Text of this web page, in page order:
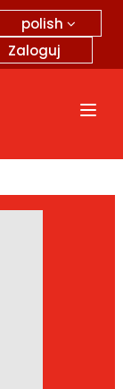
polish
Zaloguj